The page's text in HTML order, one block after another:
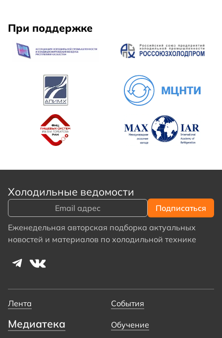
При поддержке
Холодильные ведомости
Еженедельная авторская подборка актуальных
новостей и материалов по холодильной технике
Лента События
Медиатека
Обучение